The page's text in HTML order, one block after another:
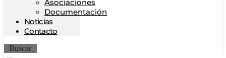
Asociaciones
Documentación
Noticias
Contacto
Buscar